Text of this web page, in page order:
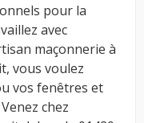
pour la
avec
maçonnerie à
vous voulez
vos fenêtres et
chez